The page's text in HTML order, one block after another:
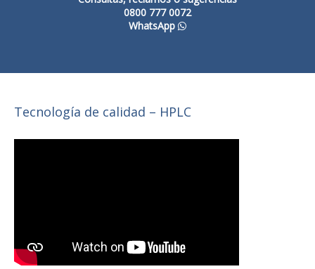
0800 777 0072
WhatsApp
Tecnología de calidad – HPLC